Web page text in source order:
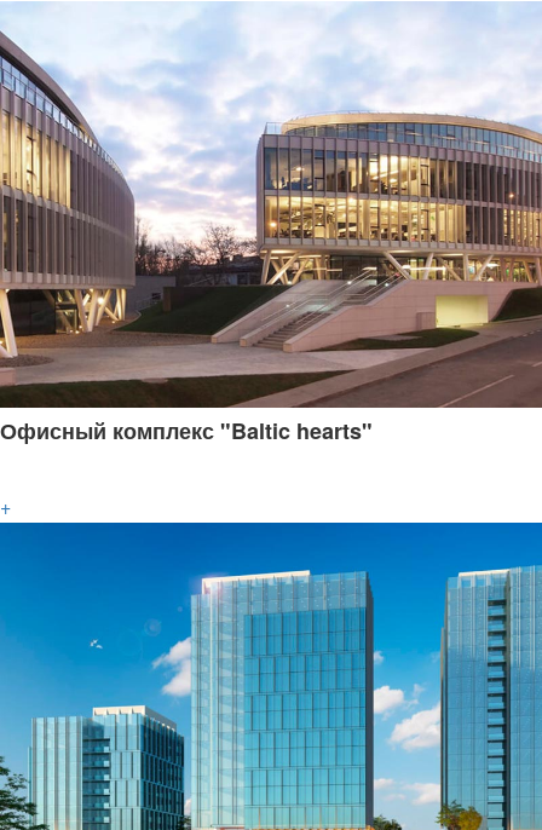
Офисный комплекс "Baltic hearts"
+